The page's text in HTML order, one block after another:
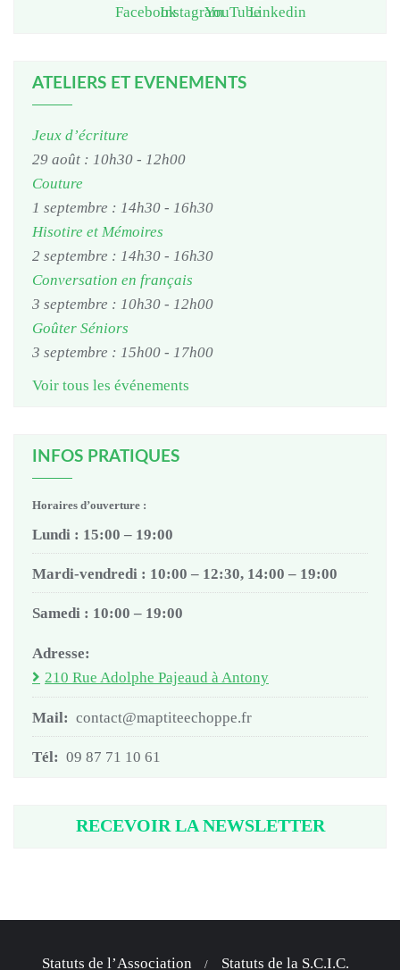
ATELIERS ET EVENEMENTS
Jeux d’écriture
29 août : 10h30 - 12h00
Couture
1 septembre : 14h30 - 16h30
Hisotire et Mémoires
2 septembre : 14h30 - 16h30
Conversation en français
3 septembre : 10h30 - 12h00
Goûter Séniors
3 septembre : 15h00 - 17h00
Voir tous les événements
INFOS PRATIQUES
Horaires d’ouverture :
Lundi : 15:00 – 19:00
Mardi-vendredi : 10:00 – 12:30, 14:00 – 19:00
Samedi : 10:00 – 19:00
Adresse:
210 Rue Adolphe Pajeaud à Antony
Mail: contact@maptiteechoppe.fr
Tél: 09 87 71 10 61
RECEVOIR LA NEWSLETTER
Statuts de l’Association Statuts de la S.C.I.C.